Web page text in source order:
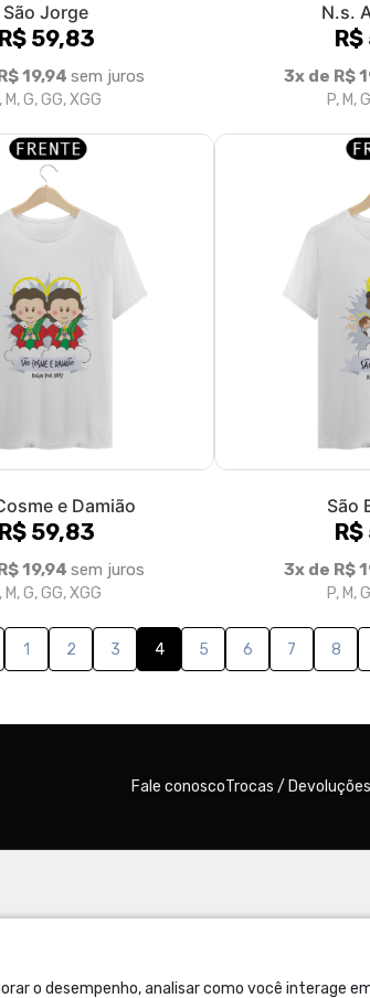
São Jorge
59,83
19,94 sem juros
M, G, GG, XGG
N.s.
3x de R$
P, M,
e Damião
59,83
19,94 sem juros
M, G, GG, XGG
São
3x de R$
P, M,
1 2 3 4 5 6 7 8
o desempenho, analisar como você interage
Fale conoscoTrocas / Devoluções